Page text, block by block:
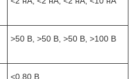
>50 В, >50 В, >50 В, >100 В
<0,80 В